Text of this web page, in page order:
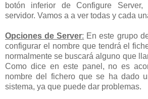
botón inferior de Configure
servidor. Vamos a a ver todas y cada
Opciones de Server: En este grupo
configurar el nombre que tendrá el
normalmente se buscará alguno que
Como dice en este panel, no es
nombre del fichero que se ha dado
sistema, ya que puede dar problemas.